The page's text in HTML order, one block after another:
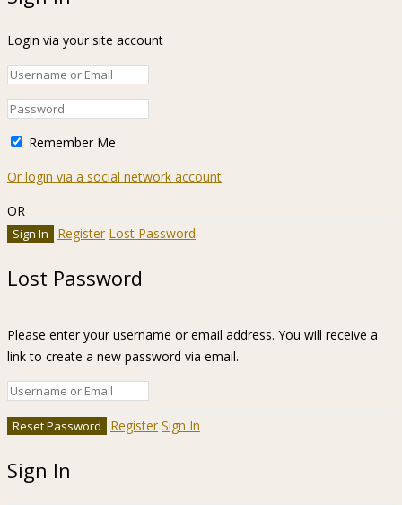
Login via your site account
Remember Me
Or login via a social network account
OR
Register Lost Password
Lost Password
Please enter your username or email address. You will receive a
link to create a new password via email.
Register Sign In
Sign In